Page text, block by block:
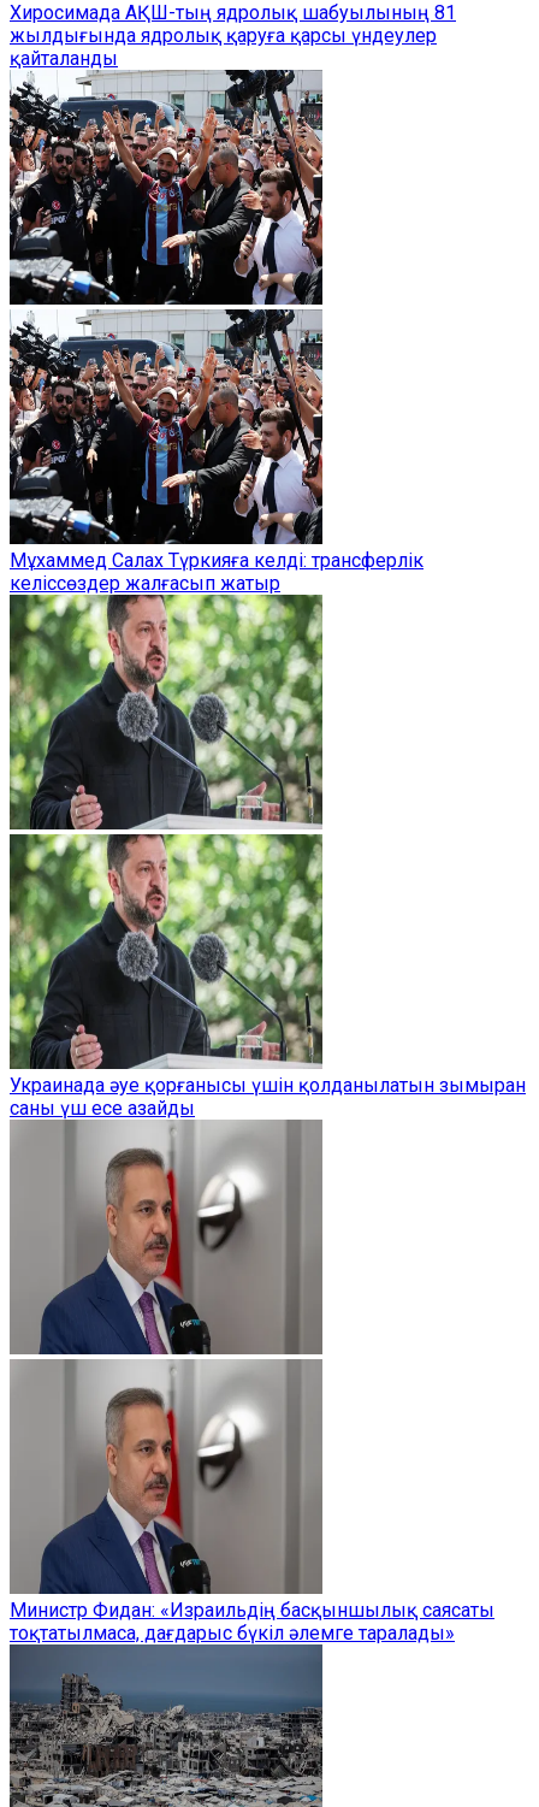
Хиросимада АҚШ-тың ядролық шабуылының 81
жылдығында ядролық қаруға қарсы үндеулер
қайталанды
Мұхаммед Салах Түркияға келді: трансферлік
келіссөздер жалғасып жатыр
Украинада әуе қорғанысы үшін қолданылатын зымыран
саны үш есе азайды
Министр Фидан: «Израильдің басқыншылық саясаты
тоқтатылмаса, дағдарыс бүкіл әлемге таралады»